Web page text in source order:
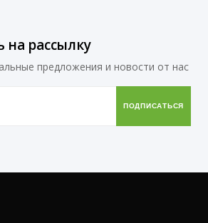
рассылку
предложения и новости от нас